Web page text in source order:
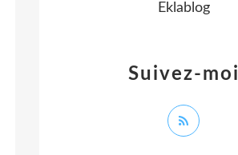
Suivez-moi
Eklablog